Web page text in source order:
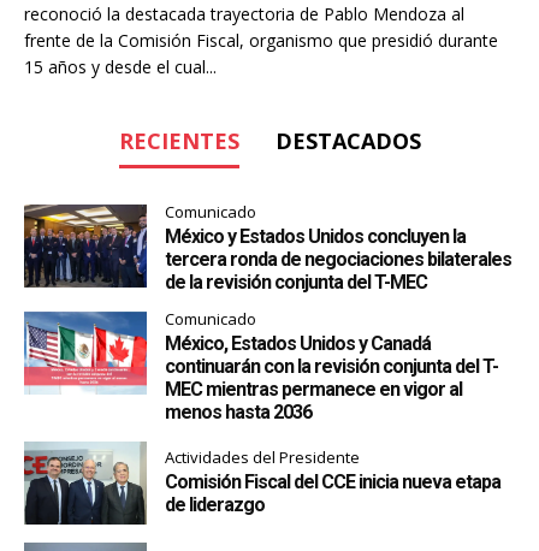
reconoció la destacada trayectoria de Pablo Mendoza al
frente de la Comisión Fiscal, organismo que presidió durante
15 años y desde el cual...
RECIENTES DESTACADOS
Comunicado
México y Estados Unidos concluyen la
tercera ronda de negociaciones bilaterales
de la revisión conjunta del T-MEC
Comunicado
México, Estados Unidos y Canadá
continuarán con la revisión conjunta del T-
MEC mientras permanece en vigor al
menos hasta 2036
Actividades del Presidente
Comisión Fiscal del CCE inicia nueva etapa
de liderazgo